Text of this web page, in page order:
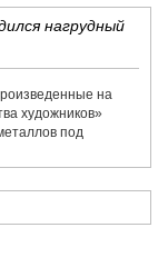
нагрудный
на
художников»​
под